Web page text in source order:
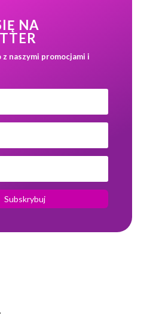
NA
z naszymi promocjami i
Subskrybuj